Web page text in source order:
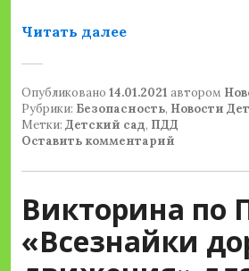
Читать далее«Беседа по ПДД
Опубликовано 14.01.2021 автором
Рубрики: Безопасность, Новости
Метки: Детский сад, ПДД
Оставить комментарий
Викторина по
«Всезнайки